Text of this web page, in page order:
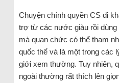
Chuyện chính quyền CS đi
trợ từ các nước giàu rồi
mà quan chức có thể tham
quốc thể và là một trong các
giới xem thường. Tuy nhiên,
ngoài thường rất thích lên